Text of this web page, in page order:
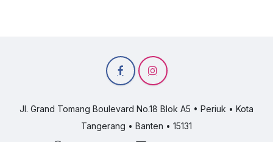
Jl. Grand Tomang Boulevard No.18 Blok A5 • Periuk • Kota
Tangerang • Banten • 15131